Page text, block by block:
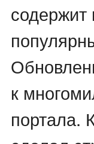
содержит
к
портала.